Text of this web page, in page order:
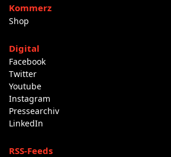
Kommerz
Shop
Digital
Facebook
Twitter
Youtube
Instagram
Pressearchiv
LinkedIn
RSS-Feeds